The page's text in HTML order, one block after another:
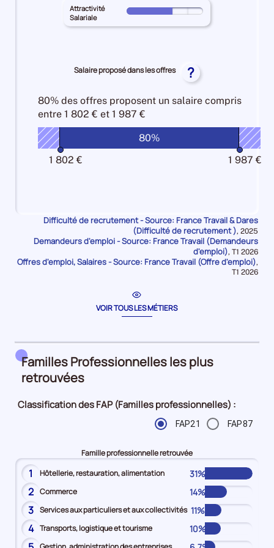
géographique
les
Intensité
CORSE
pour
formation
métier
25%
territoire
les
de
main
d'oeuvre
10%
Attractivité
Salariale
Pour
le
HAUTE-
les
Attractivité
Salariale
50%
Salaire proposé dans les offres ?
80% des offres proposent un salaire compris
entre 1 802 € et 1 987 €
80%
1 802 €
1 987 €
Difficulté de recrutement - Source: France Travail & Dares
(Difficulté de recrutement ), Données
pour
la
période
2025
Demandeurs d'emploi - Source: France Travail (Demandeurs
d'emploi), Données
pour
la
T1 2026
Offres d'emploi, Salaires - Source: France Travail (Offre d'emploi),
Données
T1 2026
VOIR TOUS LES MÉTIERS
Familles Professionnelles les plus
retrouvées
Classification des FAP (Familles professionnelles) :
FAP21 FAP87
Famille professionnelle retrouvée
1 Hôtellerie, restauration, alimentation 31%
2 Commerce 14%
3 Services aux particuliers et aux collectivités 11%
4 Transports, logistique et tourisme 10%